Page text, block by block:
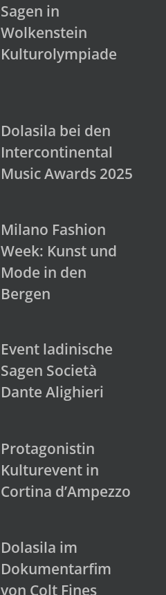
Sagen in
Wolkenstein
Kulturolympiade
Dolasila bei den
Intercontinental
Music Awards 2025
Milano Fashion
Week: Kunst und
Mode in den
Bergen
Event ladinische
Sagen Società
Dante Alighieri
Protagonistin
Kulturevent in
Cortina d’Ampezzo
Dolasila im
Dokumentarfim
von Colt Fines